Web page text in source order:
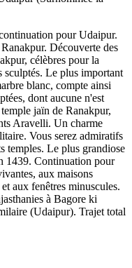
pour Udaipur.
Découverte des
célèbres pour la
sculptés. Le plus important
blanc, compte ainsi
dont aucune n'est
jaïn de Ranakpur,
Aravelli. Un charme
Vous serez admiratifs
temples. Le plus grandiose
1439. Continuation pour
aux maisons
aux fenêtres minuscules.
à Bagore ki
(Udaipur). Trajet total